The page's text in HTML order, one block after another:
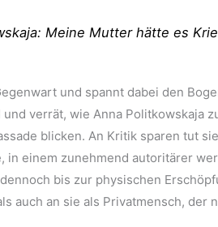
Meine Mutter hätte es
und spannt dabei den
verrät, wie Anna Politkowskaja
blicken. An Kritik sparen tut
in einem zunehmend autoritärer
bis zur physischen
auch an sie als Privatmensch, der